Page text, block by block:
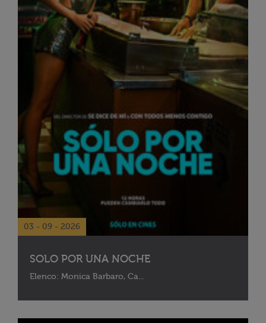
03 - 09 - 2026
SOLO POR UNA NOCHE
Elenco: Monica Barbaro, Ca...